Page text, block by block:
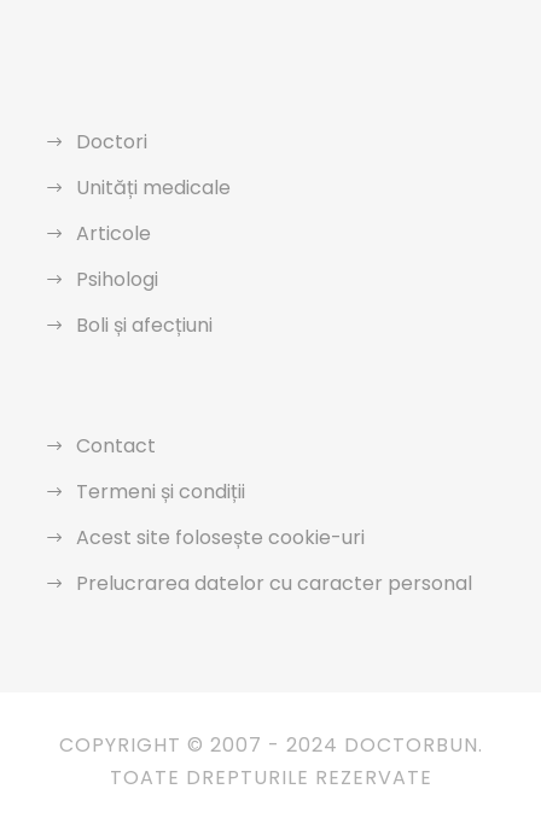
Doctori
Unități medicale
Articole
Psihologi
Boli și afecțiuni
Contact
Termeni și condiții
Acest site folosește cookie-uri
Prelucrarea datelor cu caracter personal
COPYRIGHT © 2007 - 2024 DOCTORBUN.
TOATE DREPTURILE REZERVATE